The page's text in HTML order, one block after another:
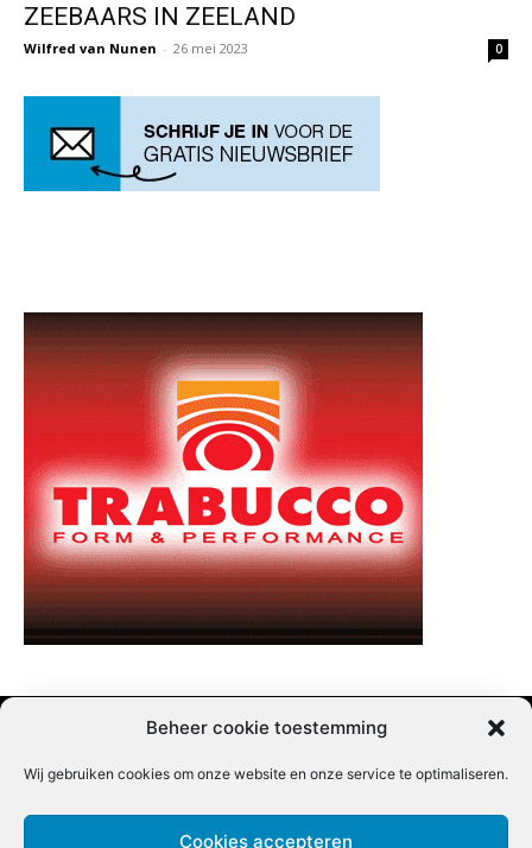
Beheer cookie toestemming
Wij gebruiken cookies om onze website en onze service te optimaliseren.
Cookies accepteren
ZEEBAARS IN ZEELAND
Wilfred van Nunen - 26 mei 2023 0
Nieuwsbrief inschrijven | Partner content